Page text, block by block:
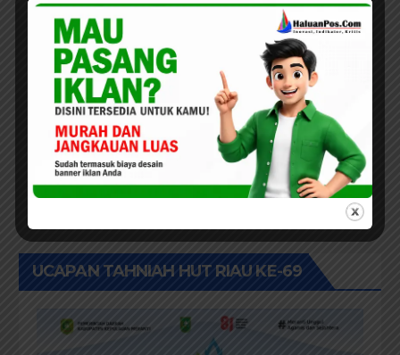
UCAPAN TAHNIAH HUT RIAU KE-69